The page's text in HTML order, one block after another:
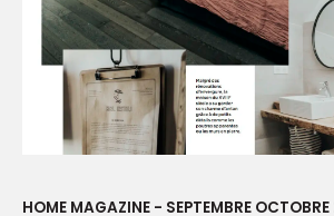
HOME MAGAZINE - SEPTEMBRE